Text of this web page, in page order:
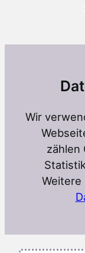
b
s
e
2
0
2
5
a
Wir
zählen